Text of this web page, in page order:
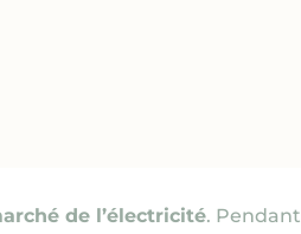
de l’électricité. Pendant